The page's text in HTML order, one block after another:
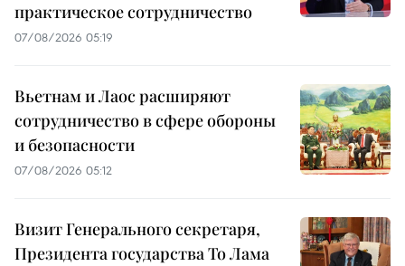
практическое сотрудничество
07/08/2026 05:19
Вьетнам и Лаос расширяют
сотрудничество в сфере обороны
и безопасности
07/08/2026 05:12
Визит Генерального секретаря,
Президента государства То Лама